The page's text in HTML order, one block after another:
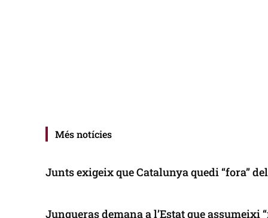
Més notícies
Junts exigeix que Catalunya quedi “fora”
Junqueras demana a l’Estat que assumeixi